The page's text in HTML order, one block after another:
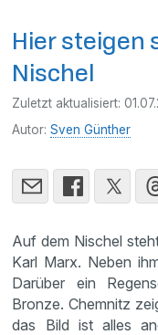
Hier steigen
Nischel
Zuletzt aktualisiert:
Autor:Sven Günther
Auf dem Nischel
Karl Marx. Neben
Darüber ein
Bronze. Chemnitz
das Bild ist alles